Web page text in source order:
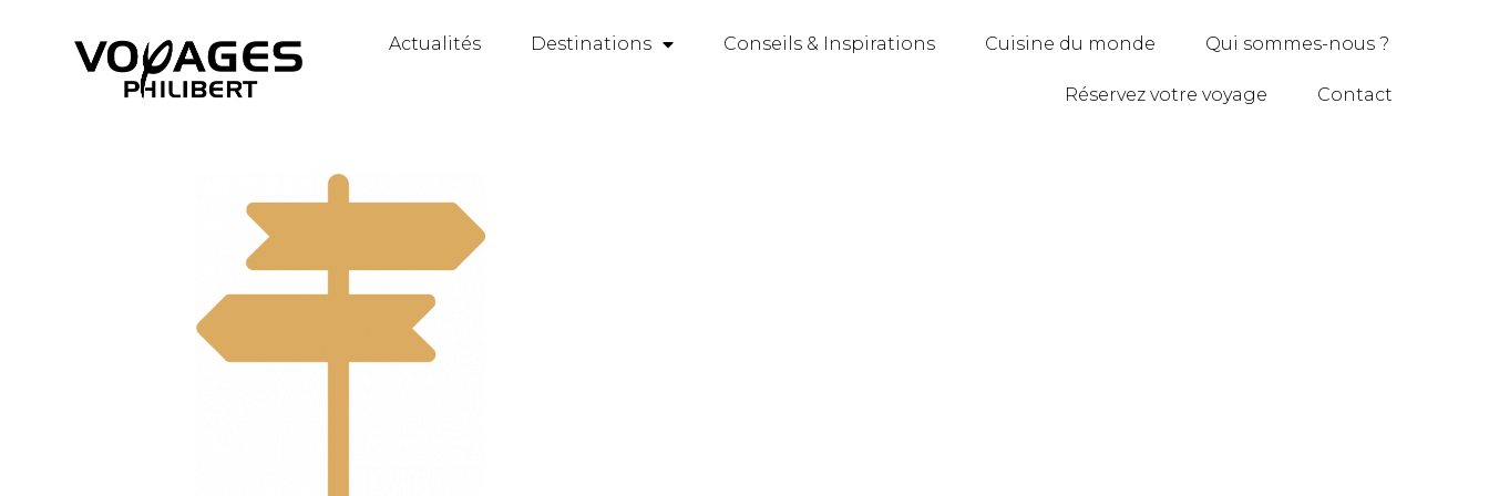
Actualités Destinations Conseils & Inspirations Cuisine du monde Qui sommes-nous ?
Réservez votre voyage Contact